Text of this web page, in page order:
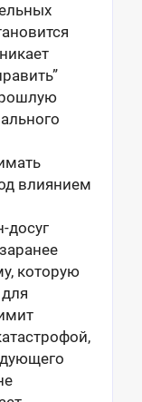
влиянием
досуг
которую